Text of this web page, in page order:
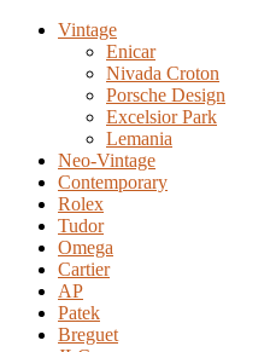
Vintage
Enicar
Nivada Croton
Porsche Design
Excelsior Park
Lemania
Neo-Vintage
Contemporary
Rolex
Tudor
Omega
Cartier
AP
Patek
Breguet